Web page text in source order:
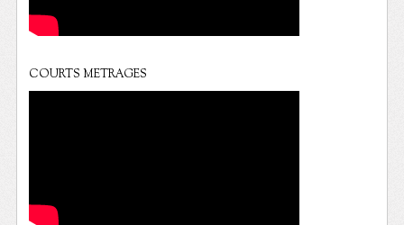
COURTS METRAGES